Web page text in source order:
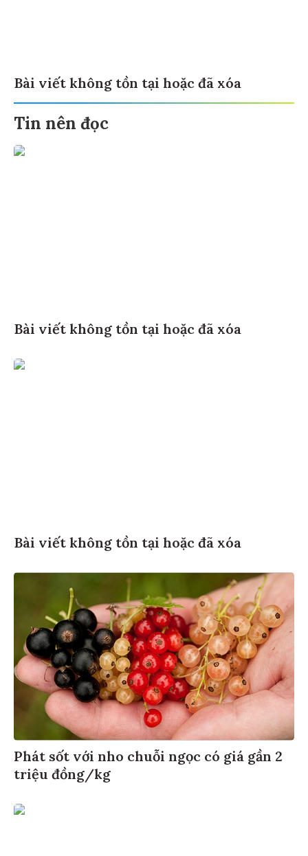
Bài viết không tồn tại hoặc đã xóa
Tin nên đọc
Bài viết không tồn tại hoặc đã xóa
Bài viết không tồn tại hoặc đã xóa
Phát sốt với nho chuỗi ngọc có giá gần 2
triệu đồng/kg